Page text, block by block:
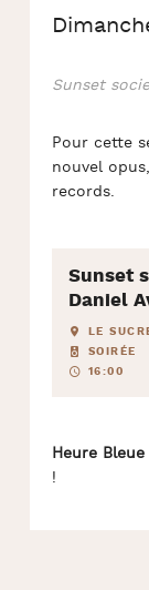
Sunset
Pour cette
nouvel
records.
Sunset
Daniel
LE
SOIRÉE
16:00
Heure Bleue
!